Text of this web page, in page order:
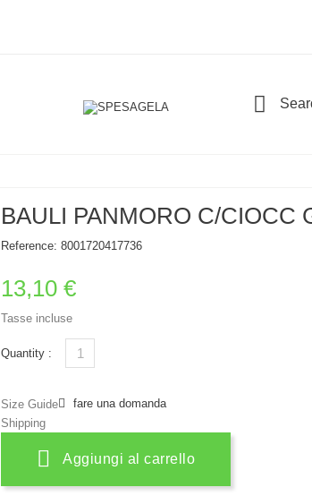
BAULI PANMORO C/CIOCC
Reference: 8001720417736
13,10 €
Tasse incluse
Quantity :
Size Guide
Shipping
fare una domanda
Aggiungi al carrello